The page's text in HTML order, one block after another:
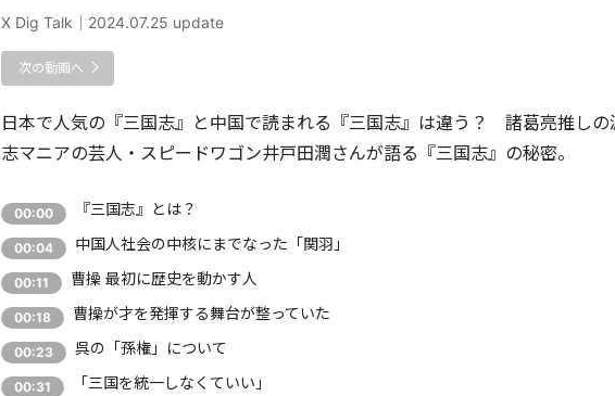
X Dig Talk 2024.07.25 update
次の動画へ
日本で人気の『三国志』と中国で読まれる『三国志』は違う？ 諸葛亮推しの
志マニアの芸人・スピードワゴン井戸田潤さんが語る『三国志』の秘密。
00:00 『三国志』とは？
00:04 中国人社会の中核にまでなった「関羽」
00:11 曹操 最初に歴史を動かす人
00:18 曹操が才を発揮する舞台が整っていた
00:23 呉の「孫権」について
00:31 「三国を統一しなくていい」